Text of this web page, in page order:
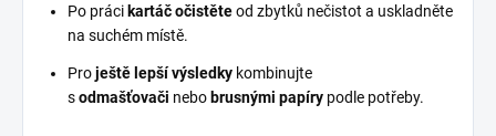
Po prácikartáč očistěteod zbytků nečistot a uskladněte
na suchém místě.
Proještě lepší výsledky kombinujte
sodmašťovači nebobrusnými papíry podle potřeby.